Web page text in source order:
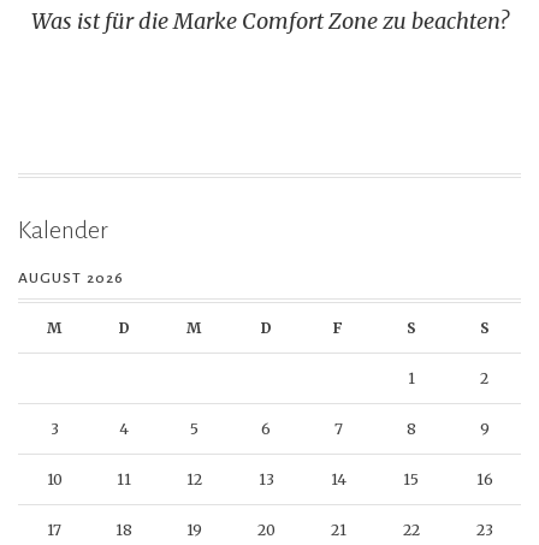
Was ist für die Marke Comfort Zone zu beachten?
Kalender
AUGUST 2026
M D M D F S S
1 2
3 4 5 6 7 8 9
10 11 12 13 14 15 16
17 18 19 20 21 22 23